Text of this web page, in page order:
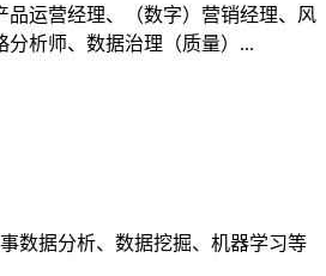
品运营经理、（数字）营销经理、风
分析师、数据治理（质量）...
数据分析、数据挖掘、机器学习等